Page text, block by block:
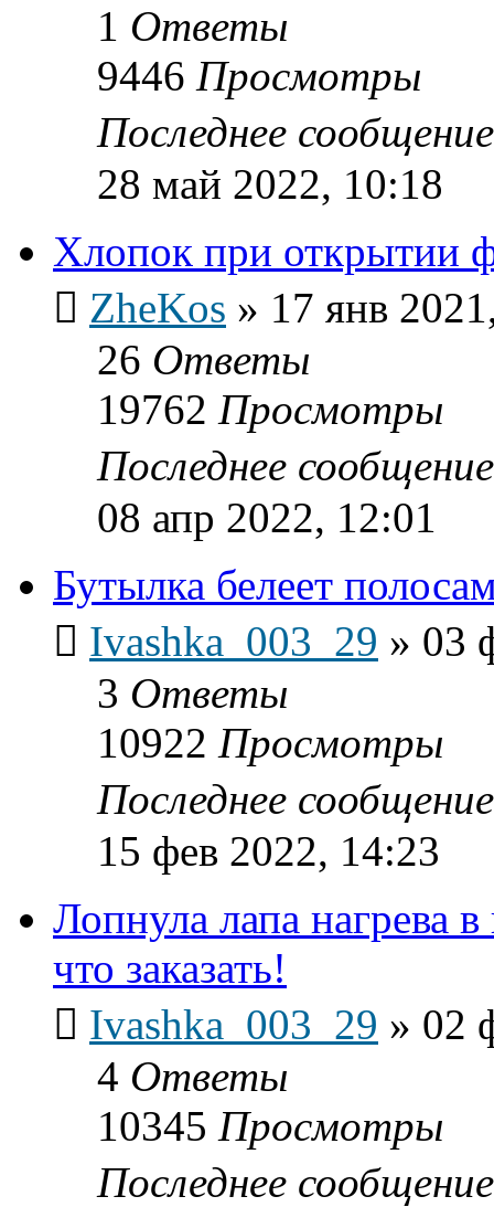
1 Ответы
9446 Просмотры
Последнее
28 май 2022, 10:18
Хлопок при открытии
ZheKos » 17 янв
26 Ответы
19762 Просмотры
Последнее
08 апр 2022, 12:01
Бутылка белеет
Ivashka_003_29 » 03
3 Ответы
10922 Просмотры
Последнее
15 фев 2022, 14:23
Лопнула лапа нагрева
что заказать!
Ivashka_003_29 » 02
4 Ответы
10345 Просмотры
Последнее